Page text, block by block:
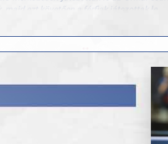
majd ezt követően a férfiak játszottak le.
a női Top 10 bajnokságát. A második
a bronzérem.
kezdi meg Európa-kupa
magyar bajnok együttese. Női
bonyolítják le a selejtezős
A győriekre komoly kihívás vár,